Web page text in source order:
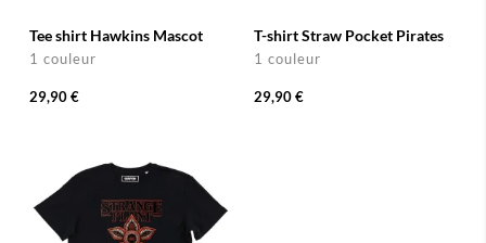
Tee shirt Hawkins Mascot
1 couleur
29,90 €
T-shirt Straw Pocket Pirates
1 couleur
29,90 €